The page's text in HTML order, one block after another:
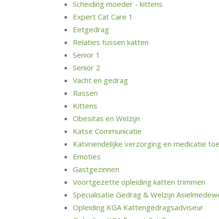
Scheiding moeder - kittens
Expert Cat Care 1
Eetgedrag
Relaties tussen katten
Senior 1
Senior 2
Vacht en gedrag
Rassen
Kittens
Obesitas en Welzijn
Katse Communicatie
Katvriendelijke verzorging en medicatie
Emoties
Gastgezinnen
Voortgezette opleiding katten trimmen
Specialisatie Gedrag & Welzijn
Opleiding KGA Kattengedragsadviseur